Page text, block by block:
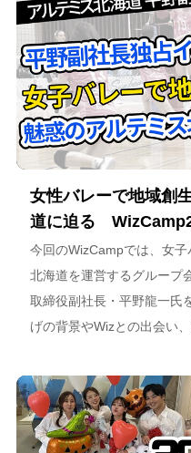
女性バレーで地域創
道に迫る
今回のWizCampでは、女
北海道を運営するグループ
取締役副社長・平野龍一氏
げの背景やWizとの出会い
海道が描く今後のビジョン